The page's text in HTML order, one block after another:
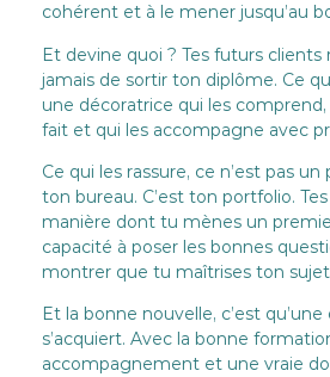
cohérent et à le mener jusqu’au
Et devine quoi ? Tes futurs
jamais de sortir ton diplôme. Ce
une décoratrice qui les comprend,
fait et qui les accompagne avec
Ce qui les rassure, ce n’est pas
ton bureau. C’est ton portfolio.
manière dont tu mènes un
capacité à poser les bonnes
montrer que tu maîtrises ton
Et la bonne nouvelle, c’est
s’acquiert. Avec la bonne
accompagnement et une vraie